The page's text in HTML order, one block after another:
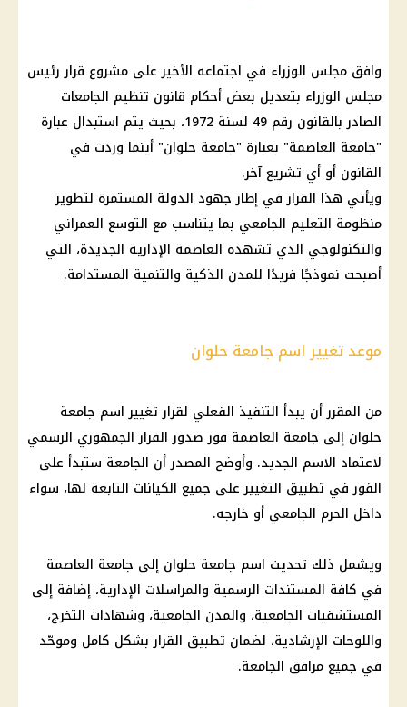
وافق مجلس الوزراء في اجتماعه الأخير على مشروع قرار رئيس
مجلس الوزراء بتعديل بعض أحكام قانون تنظيم الجامعات
الصادر بالقانون رقم 49 لسنة 1972، بحيث يتم استبدال عبارة
"جامعة العاصمة" بعبارة "جامعة حلوان" أينما وردت في
القانون أو أي تشريع آخر.
ويأتي هذا القرار في إطار جهود الدولة المستمرة لتطوير
منظومة التعليم الجامعي بما يتناسب مع التوسع العمراني
والتكنولوجي الذي تشهده العاصمة الإدارية الجديدة، التي
أصبحت نموذجًا فريدًا للمدن الذكية والتنمية المستدامة.
موعد تغيير اسم جامعة حلوان
من المقرر أن يبدأ التنفيذ الفعلي لقرار تغيير اسم جامعة
حلوان إلى جامعة العاصمة فور صدور القرار الجمهوري الرسمي
لاعتماد الاسم الجديد. وأوضح المصدر أن الجامعة ستبدأ على
الفور في تطبيق التغيير على جميع الكيانات التابعة لها، سواء
داخل الحرم الجامعي أو خارجه.
ويشمل ذلك تحديث اسم جامعة حلوان إلى جامعة العاصمة
في كافة المستندات الرسمية والمراسلات الإدارية، إضافة إلى
المستشفيات الجامعية، والمدن الجامعية، وشهادات التخرج،
واللوحات الإرشادية، لضمان تطبيق القرار بشكل كامل وموحّد
في جميع مرافق الجامعة.